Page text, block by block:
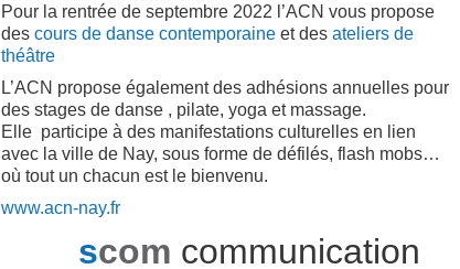
Pour la rentrée de septembre 2022 l’ACN vous propose
des cours de danse contemporaineet desateliers de
théâtre
L’ACN propose également des adhésions annuelles pour
des stages de danse , pilate, yoga et massage.
Elle participe à des manifestations culturelles en lien
avec la ville de Nay, sous forme de défilés, flash mobs…
où tout un chacun est le bienvenu.
www.acn-nay.fr
scom communication